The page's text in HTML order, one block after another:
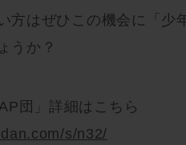
方はぜひこの機会に「少
うか？
団」詳細はこちら
s/n32/